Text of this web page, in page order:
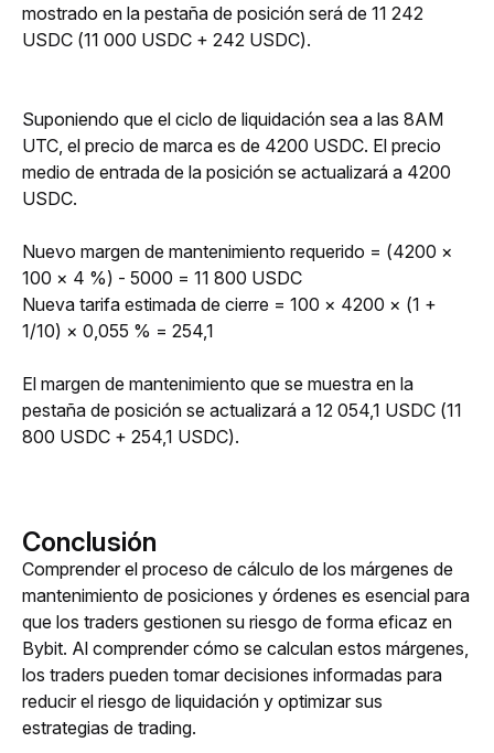
mostrado en la pestaña de posición será de 11 242
USDC (11 000 USDC + 242 USDC).
Suponiendo que el ciclo de liquidación sea a las 8AM
UTC, el precio de marca es de 4200 USDC. El precio
medio de entrada de la posición se actualizará a 4200
USDC.
Nuevo margen de mantenimiento requerido = (4200 ×
100 × 4 %) - 5000 = 11 800 USDC
Nueva tarifa estimada de cierre = 100 × 4200 × (1 +
1/10) × 0,055 % = 254,1
El margen de mantenimiento que se muestra en la
pestaña de posición se actualizará a 12 054,1 USDC (11
800 USDC + 254,1 USDC).
Conclusión
Comprender el proceso de cálculo de los márgenes de
mantenimiento de posiciones y órdenes es esencial para
que los traders gestionen su riesgo de forma eficaz en
Bybit. Al comprender cómo se calculan estos márgenes,
los traders pueden tomar decisiones informadas para
reducir el riesgo de liquidación y optimizar sus
estrategias de trading.